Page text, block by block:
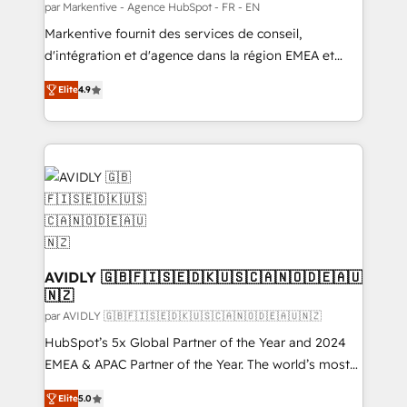
Generation - Full-funnel marketing and high-
performance advertising via Point Success Media. -
Expert deployment of Breeze AI and custom agents
accreditations and deep HIPAA-compliance
expertise. - A team of 250+ experts dedicated to
par Markentive - Agence HubSpot - FR - EN
Markentive fournit des services de conseil,
d'intégration et d'agence dans la région EMEA et
North America. Avec plus de 115 experts en
marketing automation, Growth, Revops, CRM et
webdesign. Markentive is both a consulting firm, a
digital agency and an integrator. With over 115
experts in marketing automation, growth, revops,
CRM and webdesign (We focus on EMEA - USA
customers).
Elite4.9
AVIDLY 🇬🇧🇫🇮🇸🇪🇩🇰🇺🇸🇨🇦🇳🇴🇩🇪🇦🇺
🇳🇿
par AVIDLY 🇬🇧🇫🇮🇸🇪🇩🇰🇺🇸🇨🇦🇳🇴🇩🇪🇦🇺🇳🇿
HubSpot’s 5x Global Partner of the Year and 2024
EMEA & APAC Partner of the Year. The world’s most
experienced and fully accredited HubSpot Solutions
Elite5.0